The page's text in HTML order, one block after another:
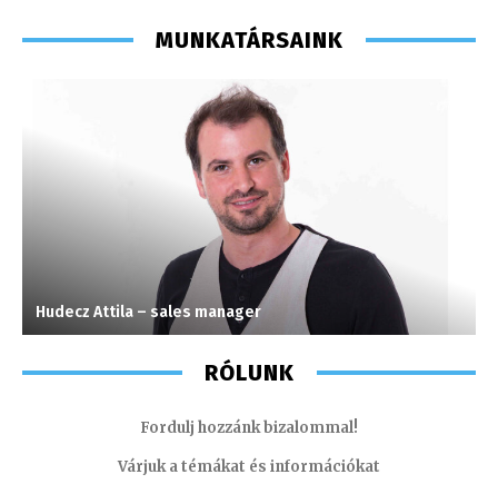
MUNKATÁRSAINK
Hudecz Attila – sales manager
RÓLUNK
Fordulj hozzánk bizalommal!
Várjuk a témákat és információkat